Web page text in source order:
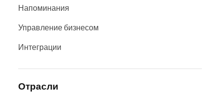
Напоминания
Управление бизнесом
Интеграции
Отрасли